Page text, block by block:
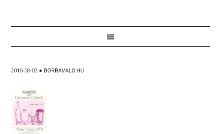
2015-08-02 ● BORRAVALO.HU